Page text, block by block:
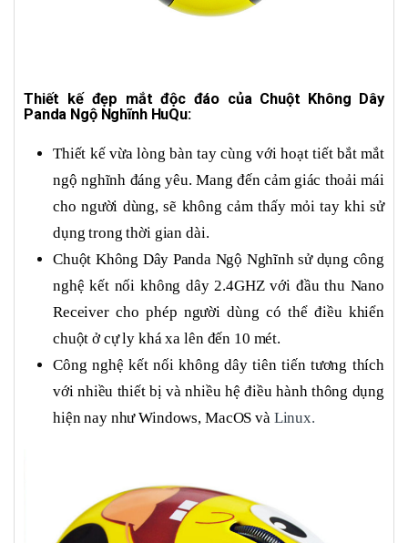
Thiết kế đẹp mắt độc đáo của Chuột Không Dây
Panda Ngộ Nghĩnh HuQu:
Thiết kế vừa lòng bàn tay cùng với hoạt tiết bắt mắt
ngộ nghĩnh đáng yêu. Mang đến cảm giác thoải mái
cho người dùng, sẽ không cảm thấy mỏi tay khi sử
dụng trong thời gian dài.
Chuột Không Dây Panda Ngộ Nghĩnh sử dụng công
nghệ kết nối không dây 2.4GHZ với đầu thu Nano
Receiver cho phép người dùng có thể điều khiển
chuột ở cự ly khá xa lên đến 10 mét.
Công nghệ kết nối không dây tiên tiến tương thích
với nhiều thiết bị và nhiều hệ điều hành thông dụng
hiện nay như Windows, MacOS và Linux.